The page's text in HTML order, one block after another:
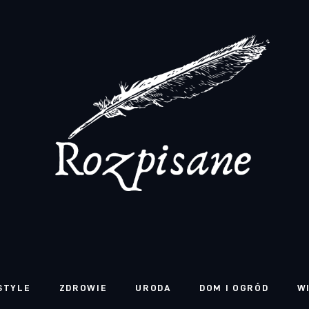
ZDROWIE URODA DOM I OGRÓD